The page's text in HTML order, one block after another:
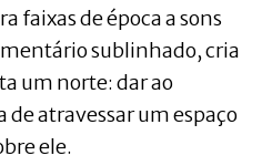
faixas de época a sons
sublinhado, cria
um norte: dar ao
de atravessar um espaço
ele.